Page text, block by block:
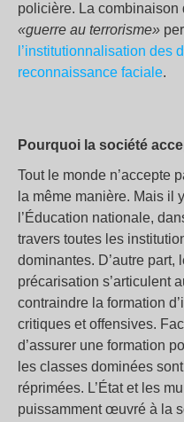
policière. La combinaison
«guerre au terrorisme»
l’institutionnalisation des
reconnaissance faciale.
Pourquoi la société
Tout le monde n’accepte
la même manière. Mais il
l’Éducation nationale,
travers toutes les
dominantes. D’autre part,
précarisation s’articulent
contraindre la formation
critiques et offensives.
d’assurer une formation
les classes dominées
réprimées. L’État et les
puissamment œuvré à la